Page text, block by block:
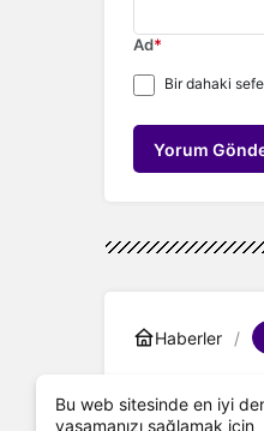
Ad*
Bir dahaki
Yorum
Haberler
ÇBK
Bu web sitesinde en iyi
yaşamanızı sağlamak için